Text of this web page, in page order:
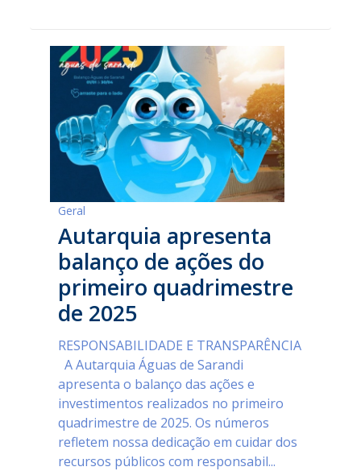
Geral
Autarquia apresenta
balanço de ações do
primeiro quadrimestre
de 2025
RESPONSABILIDADE E TRANSPARÊNCIA
A Autarquia Águas de Sarandi
apresenta o balanço das ações e
investimentos realizados no primeiro
quadrimestre de 2025. Os números
refletem nossa dedicação em cuidar dos
recursos públicos com responsabil...